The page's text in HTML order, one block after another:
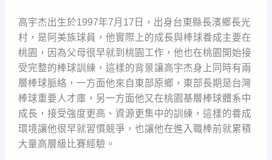
高宇杰出生於1997年7月17日，出身台東縣長濱鄉長光
村，是阿美族球員，他實際上的成長與棒球養成主要在
桃園，因為父母很早就到桃園工作，他也在桃園開始接
受完整的棒球訓練，這樣的背景讓高宇杰身上同時有兩
層棒球脈絡，一方面他來自東部原鄉，東部長期是台灣
棒球重要人才庫，另一方面他又在桃園基層棒球體系中
成長，接受強度更高、資源更集中的訓練，這樣的養成
環境讓他很早就習慣競爭，也讓他在進入職棒前就累積
大量高層級比賽經驗。